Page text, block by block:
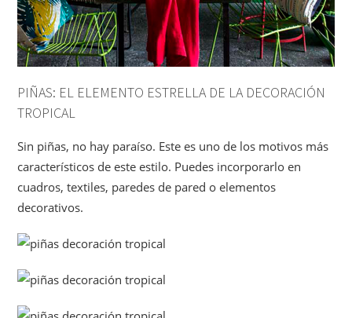
PIÑAS: EL ELEMENTO ESTRELLA DE LA DECORACIÓN
TROPICAL
Sin piñas, no hay paraíso. Este es uno de los motivos más
característicos de este estilo. Puedes incorporarlo en
cuadros, textiles, paredes de pared o elementos
decorativos.